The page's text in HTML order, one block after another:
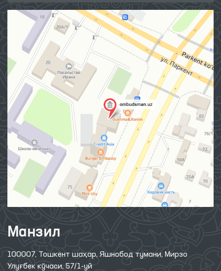
Манзил
100007, Тошкент шаҳар, Яшнобод тумани, Мирзо
Улуғбек кўчаси, 57/1-уй